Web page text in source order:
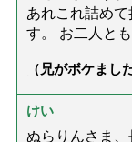
あれこれ詰め
す。 お二人と
（兄がボケまし
達』が届きまし
けい
ぬらりんさま